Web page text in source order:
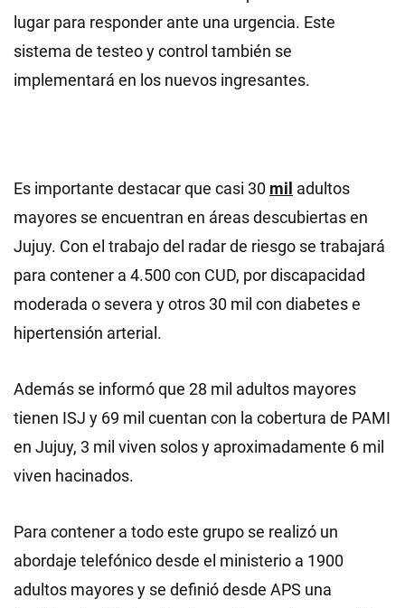
lugar para responder ante una urgencia. Este
sistema de testeo y control también se
implementará en los nuevos ingresantes.
Es importante destacar que casi 30 mil adultos
mayores se encuentran en áreas descubiertas en
Jujuy. Con el trabajo del radar de riesgo se trabajará
para contener a 4.500 con CUD, por discapacidad
moderada o severa y otros 30 mil con diabetes e
hipertensión arterial.
Además se informó que 28 mil adultos mayores
tienen ISJ y 69 mil cuentan con la cobertura de PAMI
en Jujuy, 3 mil viven solos y aproximadamente 6 mil
viven hacinados.
Para contener a todo este grupo se realizó un
abordaje telefónico desde el ministerio a 1900
adultos mayores y se definió desde APS una